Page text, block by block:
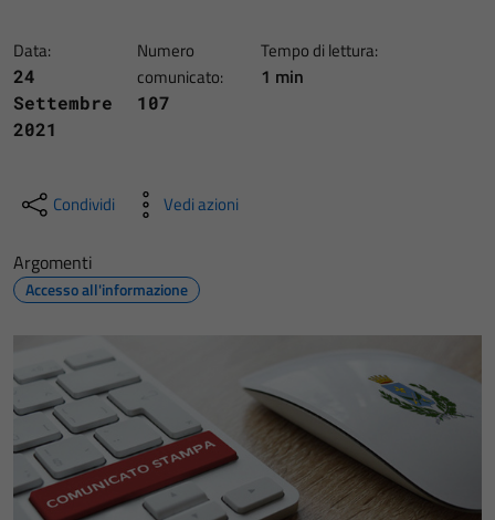
Data:
24
Settembre
2021
Numero
comunicato:
107
Tempo di lettura:
1 min
Condividi Vedi azioni
Argomenti
Accesso all'informazione